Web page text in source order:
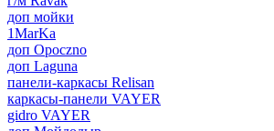
доп мойки
1MarKa
доп Opoczno
доп Laguna
панели-каркасы Relisan
каркасы-панели VAYER
gidro VAYER